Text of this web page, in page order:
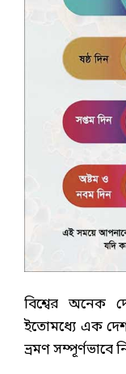
বিশ্বের অনেক
ইতোমধ্যে এক
ভ্রমণ সম্পূর্ণভাবে